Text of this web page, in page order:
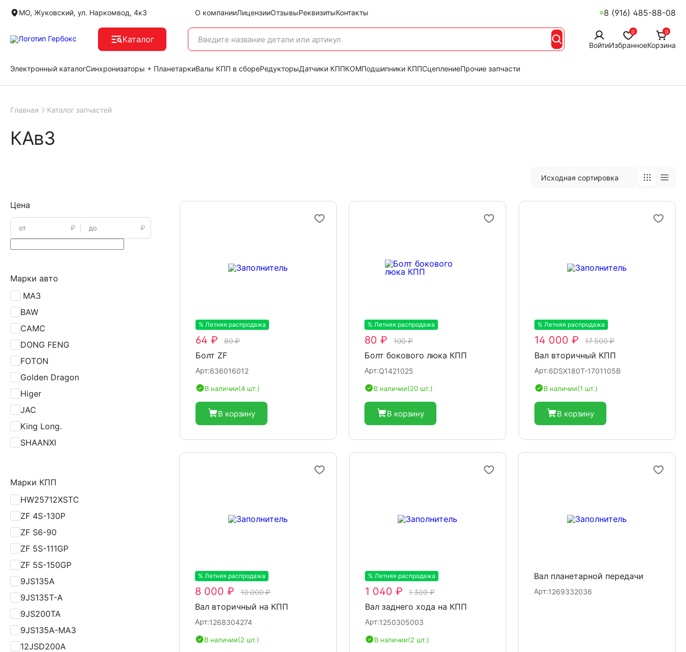
МО, Жуковский, ул. Наркомвод, 4к3 О компанииЛицензииОтзывыРеквизитыКонтакты 8 (916) 485-88-08
Каталог
Войти
0
Избранное
0
Корзина
Электронный каталогСинхронизаторы + ПланетаркиВалы КПП в сбореРедукторыДатчики КППКОМПодшипники КППСцеплениеПрочие запчасти
Главная Каталог запчастей
КАвЗ
Цена
от ₽ до ₽
Марки авто
МАЗ
BAW
CAMC
DONG FENG
FOTON
Golden Dragon
Higer
JAC
King Long.
SHAANXI
Марки КПП
HW25712XSTC
ZF 4S-130P
ZF S6-90
ZF 5S-111GP
ZF 5S-150GP
9JS135A
9JS135T-A
9JS200TA
9JS135A-МАЗ
12JSD200A
% Летняя распродажа
64 ₽ 80 ₽
Болт ZF
Арт:636016012
В наличии(4 шт.)
В корзину
% Летняя распродажа
80 ₽ 100 ₽
Болт бокового люка КПП
Арт:Q1421025
В наличии(20 шт.)
В корзину
% Летняя распродажа
14 000 ₽ 17 500 ₽
Вал вторичный КПП
Арт:6DSX180T-1701105B
В наличии(1 шт.)
В корзину
% Летняя распродажа
8 000 ₽ 10 000 ₽
Вал вторичный на КПП
Арт:1268304274
В наличии(2 шт.)
% Летняя распродажа
1 040 ₽ 1 300 ₽
Вал заднего хода на КПП
Арт:1250305003
В наличии(2 шт.)
Вал планетарной передачи
Арт:1269332036